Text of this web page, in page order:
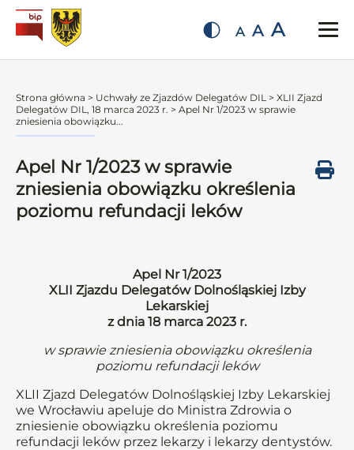
A A A
Strona główna > Uchwały ze Zjazdów Delegatów DIL > XLII Zjazd
Delegatów DIL, 18 marca 2023 r. > Apel Nr 1/2023 w sprawie
zniesienia obowiązku...
Apel Nr 1/2023 w sprawie
zniesienia obowiązku określenia
poziomu refundacji leków
Apel Nr 1/2023
XLII Zjazdu Delegatów Dolnośląskiej Izby
Lekarskiej
z dnia 18 marca 2023 r.
w sprawie zniesienia obowiązku określenia
poziomu refundacji leków
XLII Zjazd Delegatów Dolnośląskiej Izby Lekarskiej
we Wrocławiu apeluje do Ministra Zdrowia o
zniesienie obowiązku określenia poziomu
refundacji leków przez lekarzy i lekarzy dentystów.